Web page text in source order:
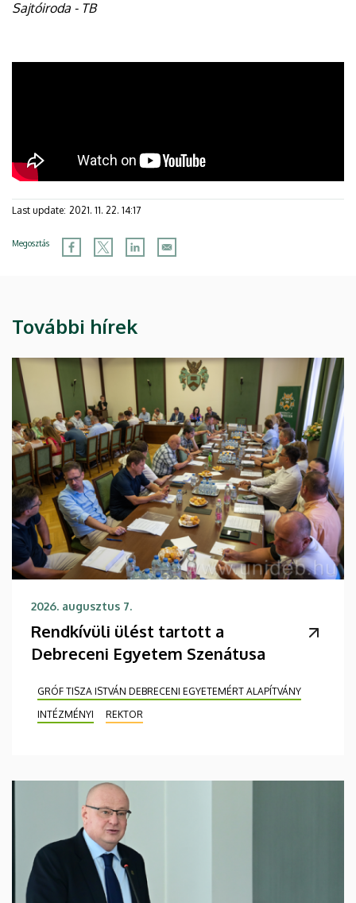
Sajtóiroda - TB
Last update: 2021. 11. 22. 14:17
Megosztás
További hírek
2026. augusztus 7.
Rendkívüli ülést tartott a
Debreceni Egyetem Szenátusa
GRÓF TISZA ISTVÁN DEBRECENI EGYETEMÉRT ALAPÍTVÁNY
INTÉZMÉNYI
REKTOR